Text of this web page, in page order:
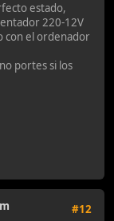
estado,
220-12V
con el ordenador
portes si los
#12